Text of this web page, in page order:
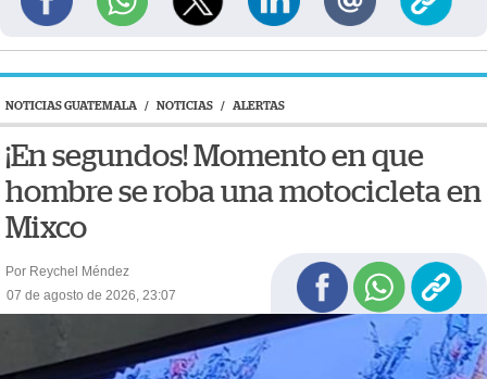
NOTICIAS GUATEMALA / NOTICIAS / ALERTAS
¡En segundos! Momento en que
hombre se roba una motocicleta en
Mixco
Por Reychel Méndez
07 de agosto de 2026, 23:07